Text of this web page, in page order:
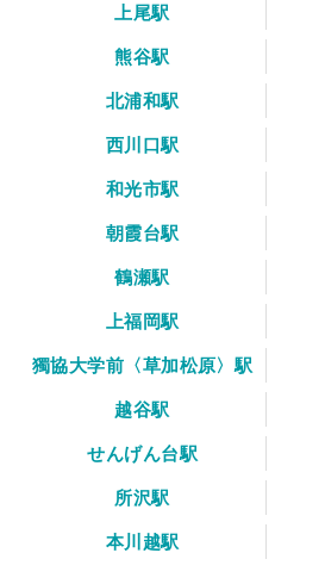
上尾駅
熊谷駅
北浦和駅
西川口駅
和光市駅
朝霞台駅
鶴瀬駅
上福岡駅
獨協大学前〈草加松原〉駅
越谷駅
せんげん台駅
所沢駅
本川越駅